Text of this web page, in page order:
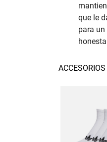
que le
para un